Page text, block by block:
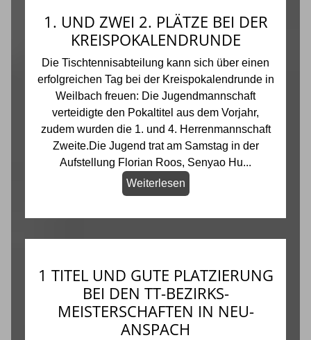
1. UND ZWEI 2. PLÄTZE BEI DER
KREISPOKALENDRUNDE
Die Tischtennisabteilung kann sich über einen
erfolgreichen Tag bei der Kreispokalendrunde in
Weilbach freuen: Die Jugendmannschaft
verteidigte den Pokaltitel aus dem Vorjahr,
zudem wurden die 1. und 4. Herrenmannschaft
Zweite.Die Jugend trat am Samstag in der
Aufstellung Florian Roos, Senyao Hu...
Weiterlesen
1 TITEL UND GUTE PLATZIERUNG
BEI DEN TT-BEZIRKS-
MEISTERSCHAFTEN IN NEU-
ANSPACH